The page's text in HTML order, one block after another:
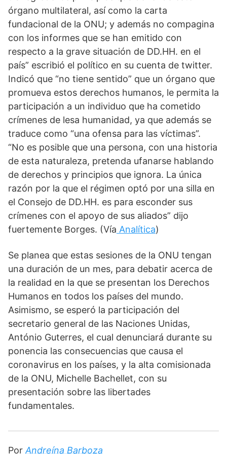
órgano multilateral, así como la carta
fundacional de la ONU; y además no compagina
con los informes que se han emitido con
respecto a la grave situación de DD.HH. en el
país” escribió el político en su cuenta de twitter.
Indicó que “no tiene sentido” que un órgano que
promueva estos derechos humanos, le permita la
participación a un individuo que ha cometido
crímenes de lesa humanidad, ya que además se
traduce como “una ofensa para las víctimas”.
“No es posible que una persona, con una historia
de esta naturaleza, pretenda ufanarse hablando
de derechos y principios que ignora. La única
razón por la que el régimen optó por una silla en
el Consejo de DD.HH. es para esconder sus
crímenes con el apoyo de sus aliados” dijo
fuertemente Borges. (Vía Analítica)
Se planea que estas sesiones de la ONU tengan
una duración de un mes, para debatir acerca de
la realidad en la que se presentan los Derechos
Humanos en todos los países del mundo.
Asimismo, se esperó la participación del
secretario general de las Naciones Unidas,
António Guterres, el cual denunciará durante su
ponencia las consecuencias que causa el
coronavirus en los países, y la alta comisionada
de la ONU, Michelle Bachellet, con su
presentación sobre las libertades
fundamentales.
Por Andreína Barboza